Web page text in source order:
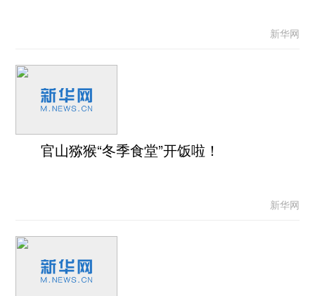
新华网
官山猕猴“冬季食堂”开饭啦！
新华网